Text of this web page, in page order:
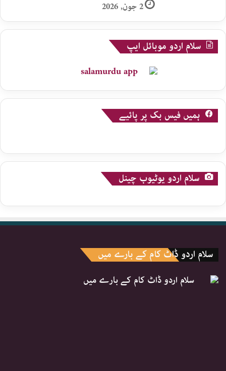
2 جون, 2026
سلام اردو موبائل ایپ
ہمیں فیس بک پر پائیے
سلام اردو یوٹیوب چینل
سلام اردو ڈاٹ کام کے بارے میں